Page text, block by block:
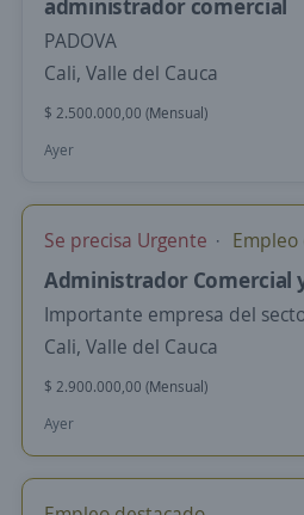
administrador comercial
PADOVA
Cali, Valle del Cauca
$ 2.500.000,00 (Mensual)
Ayer
Se precisa Urgente
Administrador Comercial
Importante empresa del
Cali, Valle del Cauca
$ 2.900.000,00 (Mensual)
Ayer